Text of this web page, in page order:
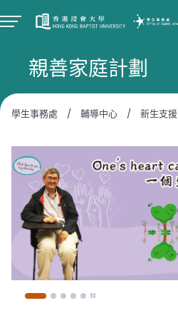
親善家庭計劃
學生事務處 / 輔導中心 / 新生支援